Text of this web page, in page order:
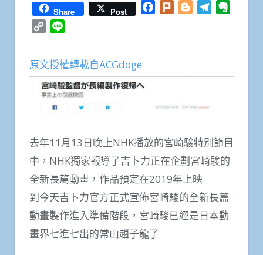
Share Post Facebook
Plurk BloggerTelegram
Copy
原文授權轉載自ACGdoge
去年11月13日晚上NHK播放的宮崎駿特別節目
中，NHK獨家報導了吉卜力正在企劃宮崎駿的
全新長篇動畫，作品預定在2019年上映
到今天吉卜力官方正式宣佈宮崎駿的全新長篇
動畫製作進入準備階段，宮崎駿已經是日本動
畫界七進七出的常山趙子龍了